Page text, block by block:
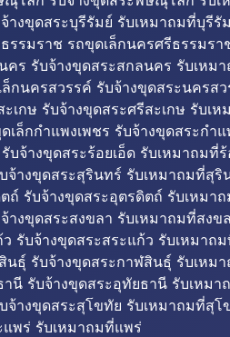
างขุดสระบุรีรัมย์ รับเหมาถมที่บุรีรั
รมราช รถขุดเล็กนครศรีธรรมร
ร รับจ้างขุดสระสกลนคร รับเหม
กนครสวรรค์ รับจ้างขุดสระนครส
เกษ รับจ้างขุดสระศรีสะเกษ รับเ
ล็กกำแพงเพชร รับจ้างขุดสระกำ
บจ้างขุดสระร้อยเอ็ด รับเหมาถมที่ร้
จ้างขุดสระสุรินทร์ รับเหมาถมที่สุริ
ถ์ รับจ้างขุดสระอุตรดิตถ์ รับเหมา
างขุดสระสงขลา รับเหมาถมที่สงข
รับจ้างขุดสระสระแก้ว รับเหมาถ
ธุ์ รับจ้างขุดสระกาฬสินธุ์ รับเหม
นี รับจ้างขุดสระอุทัยธานี รับเหม
จ้างขุดสระสุโขทัย รับเหมาถมที่สุโ
พร่ รับเหมาถมที่แพร่